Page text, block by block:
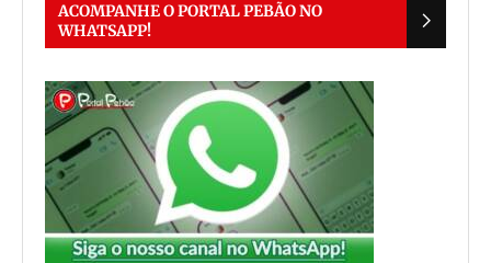
ACOMPANHE O PORTAL PEBÃO NO
WHATSAPP!